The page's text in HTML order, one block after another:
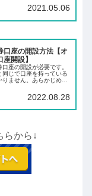
立を始めてから10...
2021.05.06
口座の開設方法【オ
開設】
座の開設が必要です。
じで口座を持っている
ません。あらかじめ証
2022.08.28
らから↓